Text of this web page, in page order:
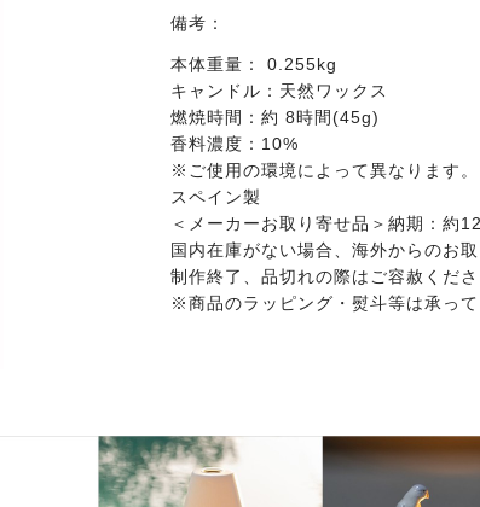
備考：
本体重量： 0.255kg
キャンドル：天然ワックス
燃焼時間：約 8時間(45g)
香料濃度：10%
※ご使用の環境によって異なります。
スペイン製
＜メーカーお取り寄せ品＞納期：約
国内在庫がない場合、海外からのお
制作終了、品切れの際はご容赦くださ
※商品のラッピング・熨斗等は承って